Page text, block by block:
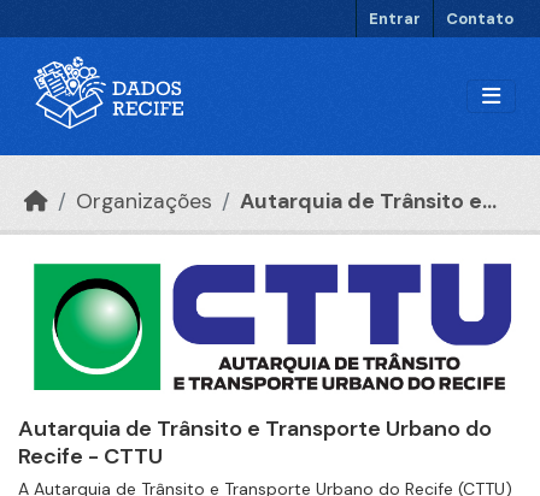
Entrar Contato
Organizações Autarquia de Trânsito e...
Autarquia de Trânsito e Transporte Urbano do
Recife - CTTU
A Autarquia de Trânsito e Transporte Urbano do Recife (CTTU)